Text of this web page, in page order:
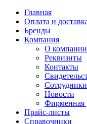
Главная
Оплата и
Бренды
Компания
О компании
Реквизиты
Контакты
Сотрудники
Новости
Фирменная
Прайс-листы
Справочники